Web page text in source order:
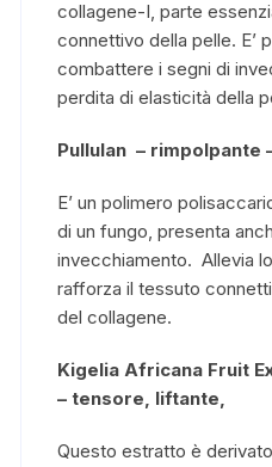
collagene-I, parte
connettivo della pelle. E’
combattere i segni di
perdita di elasticità della
Pullulan – rimpolpante
E’ un polimero
di un fungo, presenta
invecchiamento. Allevia
rafforza il tessuto
del collagene.
Kigelia Africana Fruit
– tensore, liftante,
Questo estratto è